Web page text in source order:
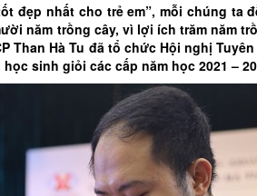
đẹp nhất cho trẻ em”, mỗi chúng ta
năm trồng cây, vì lợi ích trăm năm
Than Hà Tu đã tổ chức Hội nghị
sinh giỏi các cấp năm học 2021 –